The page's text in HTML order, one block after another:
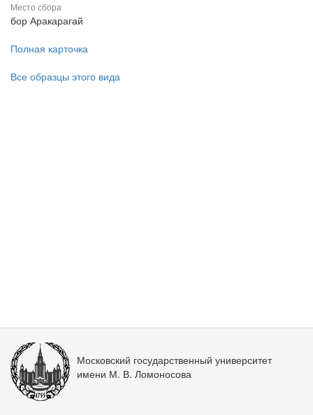
Место сбора
бор Аракарагай
Полная карточка
Все образцы этого вида
Московский государственный университет
имени М. В. Ломоносова